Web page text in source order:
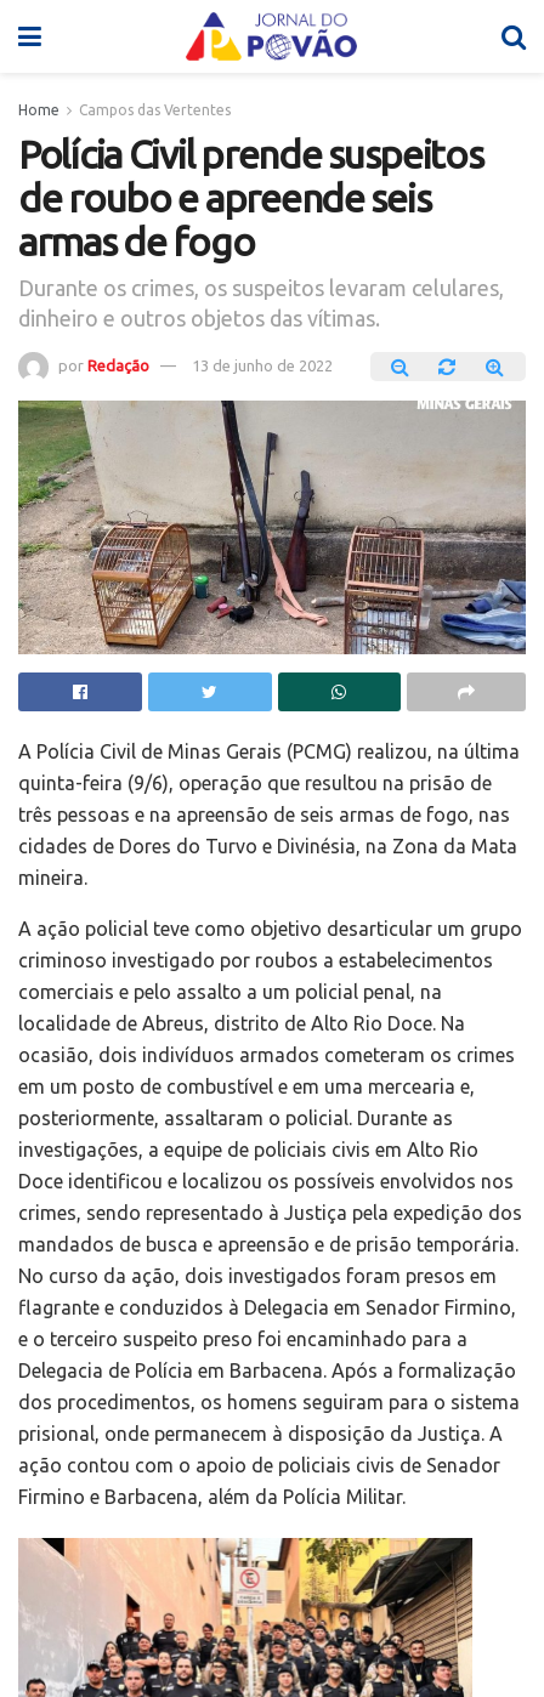
Home Campos das Vertentes
Polícia Civil prende suspeitos
de roubo e apreende seis
armas de fogo
Durante os crimes, os suspeitos levaram celulares,
dinheiro e outros objetos das vítimas.
por Redação 13 de junho de 2022
A Polícia Civil de Minas Gerais (PCMG) realizou, na última
quinta-feira (9/6), operação que resultou na prisão de
três pessoas e na apreensão de seis armas de fogo, nas
cidades de Dores do Turvo e Divinésia, na Zona da Mata
mineira.
A ação policial teve como objetivo desarticular um grupo
criminoso investigado por roubos a estabelecimentos
comerciais e pelo assalto a um policial penal, na
localidade de Abreus, distrito de Alto Rio Doce. Na
ocasião, dois indivíduos armados cometeram os crimes
em um posto de combustível e em uma mercearia e,
posteriormente, assaltaram o policial. Durante as
investigações, a equipe de policiais civis em Alto Rio
Doce identificou e localizou os possíveis envolvidos nos
crimes, sendo representado à Justiça pela expedição dos
mandados de busca e apreensão e de prisão temporária.
No curso da ação, dois investigados foram presos em
flagrante e conduzidos à Delegacia em Senador Firmino,
e o terceiro suspeito preso foi encaminhado para a
Delegacia de Polícia em Barbacena. Após a formalização
dos procedimentos, os homens seguiram para o sistema
prisional, onde permanecem à disposição da Justiça. A
ação contou com o apoio de policiais civis de Senador
Firmino e Barbacena, além da Polícia Militar.